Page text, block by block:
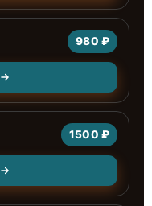
980 ₽
1500 ₽